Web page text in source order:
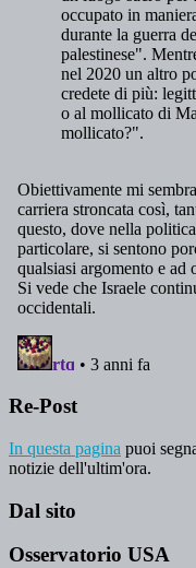
Re-Post
In questa pagina puoi
notizie dell'ultim'ora.
Dal sito
Osservatorio USA